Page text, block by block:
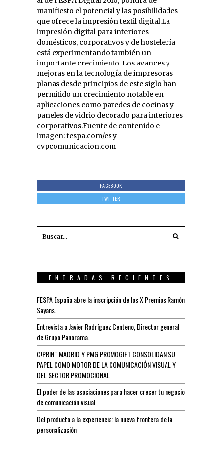
manifiesto el potencial y las posibilidades
que ofrece la impresión textil digital.La
impresión digital para interiores
domésticos, corporativos y de hostelería
está experimentando también un
importante crecimiento. Los avances y
mejoras en la tecnología de impresoras
planas desde principios de este siglo han
permitido un crecimiento notable en
aplicaciones como paredes de cocinas y
paneles de vidrio decorado para interiores
corporativos.Fuente de contenido e
imagen: fespa.com/es y
cvpcomunicacion.com
FACEBOOK
TWITTER
ENTRADAS RECIENTES
FESPA España abre la inscripción de los X Premios Ramón
Sayans.
Entrevista a Javier Rodríguez Centeno, Director general
de Grupo Panorama.
C!PRINT MADRID Y PMG PROMOGIFT CONSOLIDAN SU
PAPEL COMO MOTOR DE LA COMUNICACIÓN VISUAL Y
DEL SECTOR PROMOCIONAL
El poder de las asociaciones para hacer crecer tu negocio
de comunicación visual
Del producto a la experiencia: la nueva frontera de la
personalización